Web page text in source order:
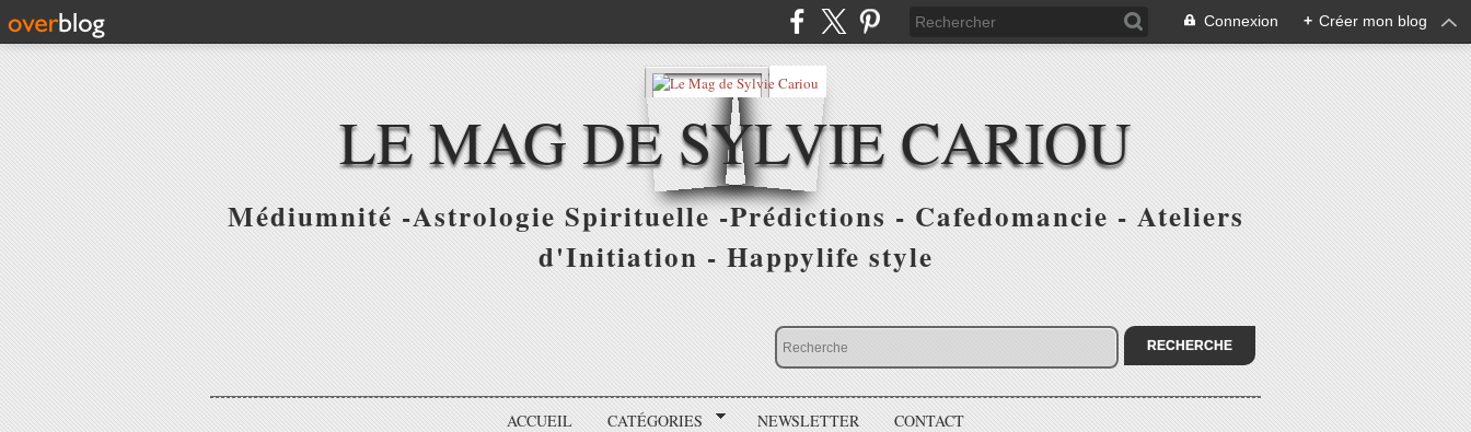
Connexion + Créer mon blog
LE MAG DE SYLVIE CARIOU
Médiumnité -Astrologie Spirituelle -Prédictions - Cafedomancie - Ateliers
d'Initiation - Happylife style
ACCUEIL CATÉGORIES NEWSLETTER CONTACT